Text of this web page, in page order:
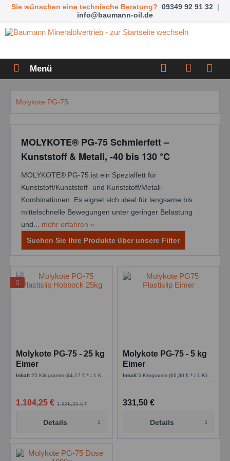
Sie wünschen eine technische Beratung? 09349 92 91 32 |
info@baumann-oil.de
Menü
Molykote PG-75
MOLYKOTE® PG-75 Schmierfett –
Kunststoff & Metall, -40 bis 130 °C
MOLYKOTE® PG-75 ist ein Spezialfett für
Kunststoff/Kunststoff- und Kunststoff/Metall-
Kombinationen. Es eignet sich ideal für langsame bis
mittelschnelle Bewegungen unter geringer Belastung
und... mehr erfahren »
Suchen Sie Ihre Produkte über unsere Filter
Molykote PG-75 - 25 kg
Eimer
Hochleistungsfett
Inhalt25 Kilogramm(44,17 € * / 1 Kilogramm)
1.336,25 € *
1.104,25 €
Details
Molykote PG-75 - 5 kg
Eimer
Hochleistungsfett
Inhalt5 Kilogramm(66,30 € * / 1 Kilogramm)
331,50 €
Details